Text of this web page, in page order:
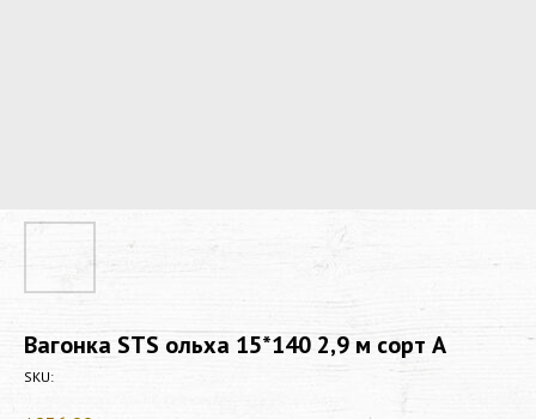
Вагонка STS ольха 15*140 2,9 м сорт А
SKU: